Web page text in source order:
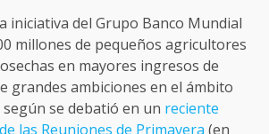
iniciativa del Grupo Banco Mundial
millones de pequeños agricultores
en mayores ingresos de
grandes ambiciones en el ámbito
se debatió en un reciente
las Reuniones de Primavera (en